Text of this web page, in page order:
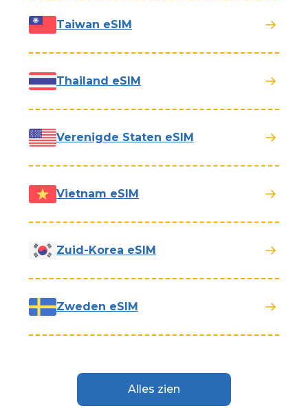
Taiwan eSIM
Thailand eSIM
Verenigde Staten eSIM
Vietnam eSIM
Zuid-Korea eSIM
Zweden eSIM
Alles zien